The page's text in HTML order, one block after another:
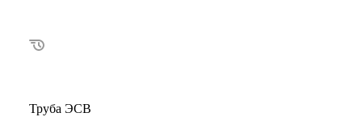
Труба ЭСВ